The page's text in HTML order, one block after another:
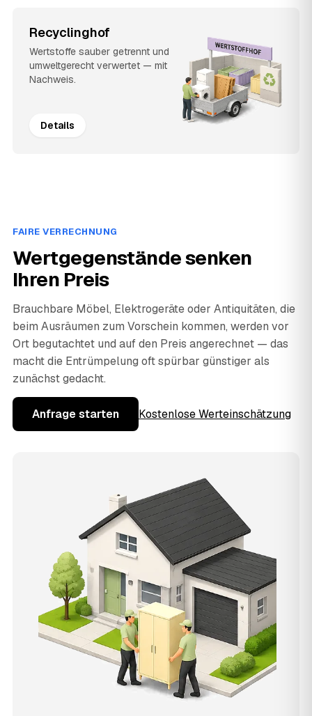
Recyclinghof
Wertstoffe sauber getrennt und
umweltgerecht verwertet — mit
Nachweis.
Details
FAIRE VERRECHNUNG
Wertgegenstände senken
Ihren Preis
Brauchbare Möbel, Elektrogeräte oder Antiquitäten, die
beim Ausräumen zum Vorschein kommen, werden vor
Ort begutachtet und auf den Preis angerechnet — das
macht die Entrümpelung oft spürbar günstiger als
zunächst gedacht.
Anfrage starten Kostenlose Werteinschätzung